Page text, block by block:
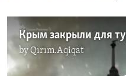
by Qırım.Aqiqat